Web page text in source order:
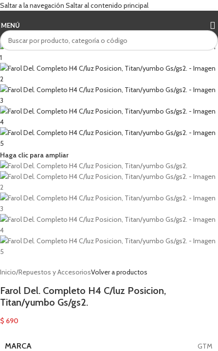
Saltar a la navegación Saltar al contenido principal
MENÚ
Haga clic para ampliar
Inicio/Repuestos y AccesoriosVolver a productos
Farol Del. Completo H4 C/luz Posicion,
Titan/yumbo Gs/gs2.
$ 690
MARCA GTM